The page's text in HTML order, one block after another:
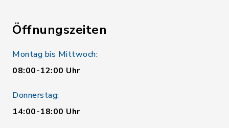
Öffnungszeiten
Montag bis Mittwoch:
08:00-12:00 Uhr
Donnerstag:
14:00-18:00 Uhr